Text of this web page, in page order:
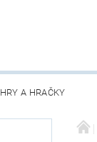
HRY A HRAČKY